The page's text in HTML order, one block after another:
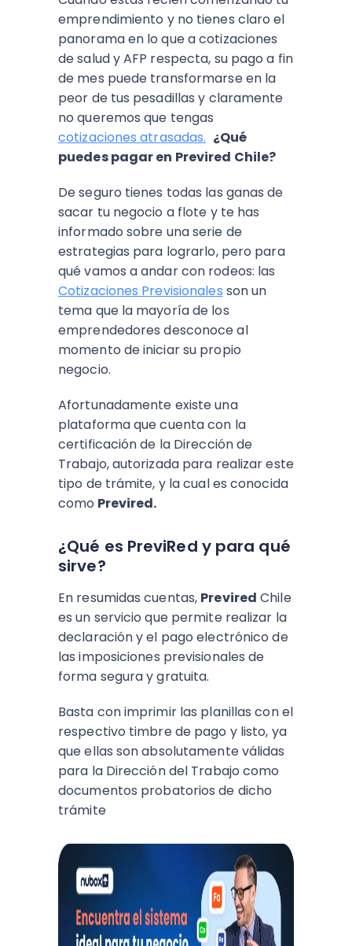
emprendimiento y no tienes claro el
panorama en lo que a cotizaciones
de salud y AFP respecta, su pago a fin
de mes puede transformarse en la
peor de tus pesadillas y claramente
no queremos que tengas
cotizaciones atrasadas. ¿Qué
puedes pagar en Previred Chile?
De seguro tienes todas las ganas de
sacar tu negocio a flote y te has
informado sobre una serie de
estrategias para lograrlo, pero para
qué vamos a andar con rodeos: las
Cotizaciones Previsionales son un
tema que la mayoría de los
emprendedores desconoce al
momento de iniciar su propio
negocio.
Afortunadamente existe una
plataforma que cuenta con la
certificación de la Dirección de
Trabajo, autorizada para realizar este
tipo de trámite, y la cual es conocida
como Previred.
¿Qué es PreviRed y para qué
sirve?
En resumidas cuentas, Previred Chile
es un servicio que permite realizar la
declaración y el pago electrónico de
las imposiciones previsionales de
forma segura y gratuita.
Basta con imprimir las planillas con el
respectivo timbre de pago y listo, ya
que ellas son absolutamente válidas
para la Dirección del Trabajo como
documentos probatorios de dicho
trámite